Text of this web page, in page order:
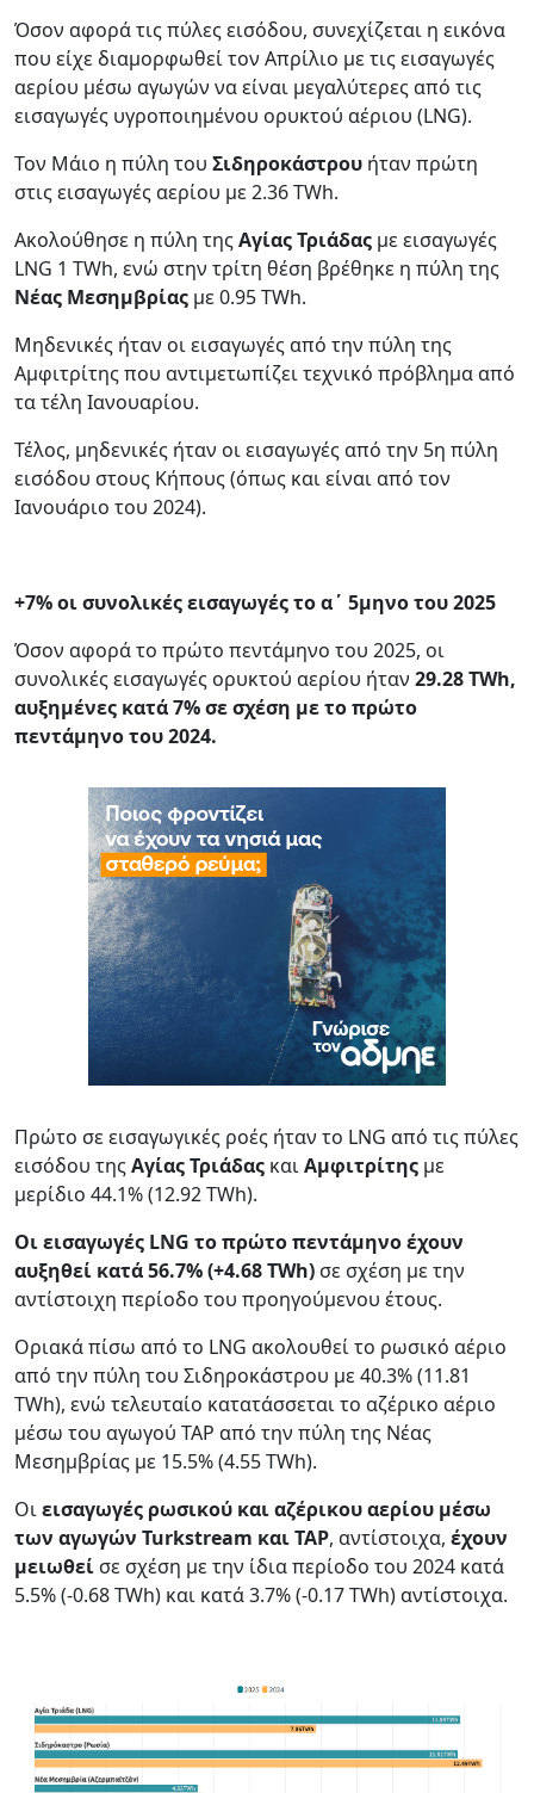
Όσον αφορά τις πύλες εισόδου, συνεχίζεται η εικόνα
που είχε διαμορφωθεί τον Απρίλιο με τις εισαγωγές
αερίου μέσω αγωγών να είναι μεγαλύτερες από τις
εισαγωγές υγροποιημένου ορυκτού αέριου (LNG).
Τον Μάιο η πύλη του Σιδηροκάστρου ήταν πρώτη
στις εισαγωγές αερίου με 2.36 TWh.
Ακολούθησε η πύλη τηςΑγίας Τριάδας με εισαγωγές
LNG 1 TWh, ενώ στην τρίτη θέση βρέθηκε η πύλη της
Νέας Μεσημβρίας με 0.95 TWh.
Μηδενικές ήταν οι εισαγωγές από την πύλη της
Αμφιτρίτης που αντιμετωπίζει τεχνικό πρόβλημα από
τα τέλη Ιανουαρίου.
Τέλος, μηδενικές ήταν οι εισαγωγές από την 5η πύλη
εισόδου στους Κήπους (όπως και είναι από τον
Ιανουάριο του 2024).
+7% οι συνολικές εισαγωγές το α΄ 5μηνο του 2025
Όσον αφορά το πρώτο πεντάμηνο του 2025, οι
συνολικές εισαγωγές ορυκτού αερίου ήταν 29.28 TWh,
αυξημένες κατά 7% σε σχέση με το πρώτο
πεντάμηνο του 2024.
Πρώτο σε εισαγωγικές ροές ήταν το LNG από τις πύλες
εισόδου τηςΑγίας Τριάδας καιΑμφιτρίτης με
μερίδιο 44.1% (12.92 TWh).
Οι εισαγωγές LNG το πρώτο πεντάμηνο έχουν
αυξηθεί κατά 56.7% (+4.68 TWh) σε σχέση με την
αντίστοιχη περίοδο του προηγούμενου έτους.
Οριακά πίσω από το LNG ακολουθεί το ρωσικό αέριο
από την πύλη του Σιδηροκάστρου με 40.3% (11.81
TWh), ενώ τελευταίο κατατάσσεται το αζέρικο αέριο
μέσω του αγωγού TAP από την πύλη της Νέας
Μεσημβρίας με 15.5% (4.55 TWh).
Οιεισαγωγές ρωσικού και αζέρικου αερίου μέσω
των αγωγών Turkstream και TAP, αντίστοιχα, έχουν
μειωθεί σε σχέση με την ίδια περίοδο του 2024 κατά
5.5% (-0.68 ΤWh) και κατά 3.7% (-0.17 TWh) αντίστοιχα.